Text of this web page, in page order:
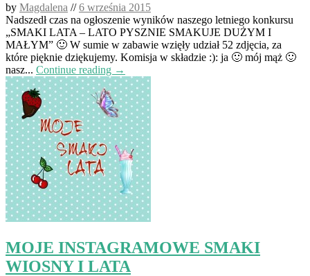
by Magdalena //6 września 2015
Nadszedł czas na ogłoszenie wyników naszego letniego konkursu
„SMAKI LATA – LATO PYSZNIE SMAKUJE DUŻYM I
MAŁYM” 🙂 W sumie w zabawie wzięły udział 52 zdjęcia, za
które pięknie dziękujemy. Komisja w składzie :): ja 🙂 mój mąż 🙂
nasz... Continue reading →
MOJE INSTAGRAMOWE SMAKI
WIOSNY I LATA